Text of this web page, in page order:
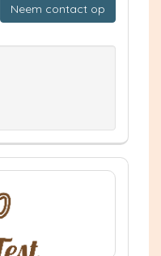
Neem contact op